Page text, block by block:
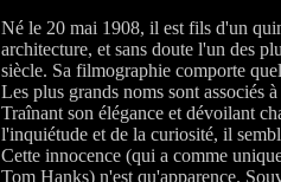
Né le 20 mai 1908, il est fils d'un
architecture, et sans doute l'un des
siècle. Sa filmographie comporte
Les plus grands noms sont associés
Traînant son élégance et dévoilant
l'inquiétude et de la curiosité, il
Cette innocence (qui a comme
Tom Hanks) n'est qu'apparence.